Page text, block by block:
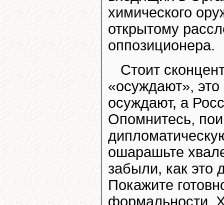
химического
открытому
оппозиционера.
Стоит
«осуждают», это
осуждают, а
Опомнитесь,
ошарашьте
забыли, как это
Покажите
формальности.